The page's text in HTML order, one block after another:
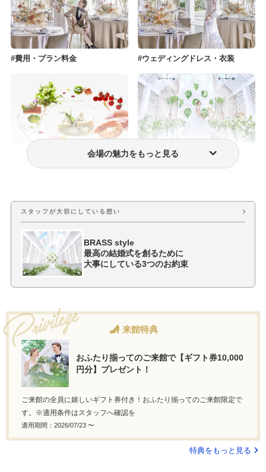
費用・プラン料金 ウェディングドレス・衣装
会場の魅力をもっと見る
スタッフが大切にしている想い
BRASS style
最高の結婚式を創るために
大事にしている3つのお約束
来館特典
おふたり揃ってのご来館で【ギフト券10,000
円分】プレゼント！
ご来館の全員に嬉しいギフト券付き！おふたり揃ってのご来館限定で
す。※適用条件はスタッフへ確認を
適用期間：2026/07/23 〜
特典をもっと見る